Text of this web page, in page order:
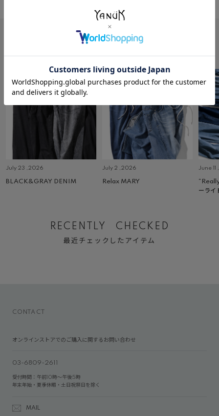
July 23 ,2026
BLACK&GRAY DENIM
July 2 ,2026
Relax MARY
June
ーライ
RECENTLY CHECKED
最近チェックしたアイテム
CONTACT
オンラインストアでのご購入に関するお問い合わせ
03-6809-2611
受付時間：午前10時～午後5時
年末年始・夏季休暇・土日祝祭日を除く
MAIL